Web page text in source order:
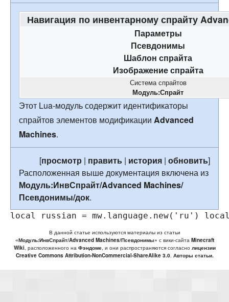
Навигация по инвентарному спрайту
Параметры
Псевдонимы
Шаблон спрайта
Изображение спрайта
Система спрайтов
Модуль:Спрайт
Этот Lua-модуль содержит идентификаторы
спрайтов элементов модификации Advanced
Machines.
[просмотр | править | история | обновить]
Расположенная выше документация включена из
Модуль:ИнвСпрайт/Advanced Machines/
Псевдонимы/док.
local russian = mw. language . new( 'ru' )
В данной статье используются материалы из статьи
«Модуль:ИнвСпрайт/Advanced Machines/Псевдонимы» с вики-сайта Minecraft
Wiki , расположенного на Фэндоме, и они распространяются согласно лицензии
Creative Commons Attribution-NonCommercial-ShareAlike 3.0. Авторы статьи.